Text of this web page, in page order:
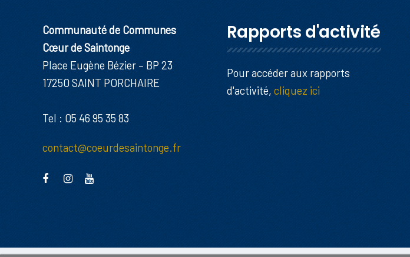
Communauté de Communes
Cœur de Saintonge
Place Eugène Bézier – BP 23
17250 SAINT PORCHAIRE
Tel : 05 46 95 35 83
contact@coeurdesaintonge.fr
Rapports d'activité
Pour accéder aux rapports
d'activité, cliquez ici